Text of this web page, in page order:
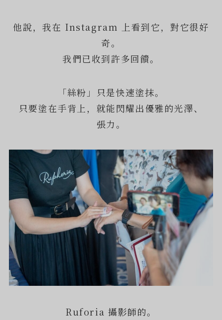
他說，我在 Instagram 上看到它，對它很好
奇。
我們已收到許多回饋。
「絲粉」只是快速塗抹。
只要塗在手背上，就能閃耀出優雅的光澤、
張力。
Ruforia 攝影師的。